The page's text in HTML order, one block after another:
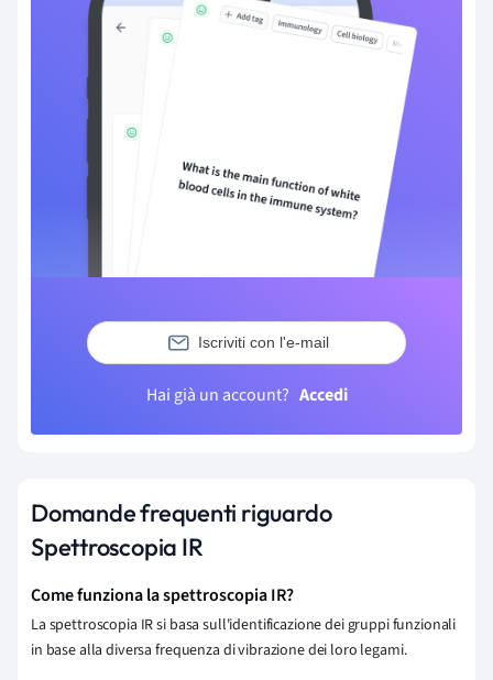
Iscriviti con l'e-mail
Hai già un account? Accedi
Domande frequenti riguardo
Spettroscopia IR
Come funziona la spettroscopia IR?
La spettroscopia IR si basa sull'identificazione dei gruppi funzionali
in base alla diversa frequenza di vibrazione dei loro legami.